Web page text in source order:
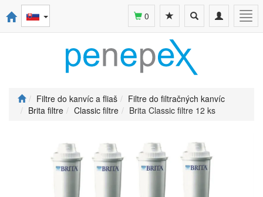
Toggle
navigation
Toggle
search
0
Filtre do kanvíc a fliaš
Filtre do filtračných kanvíc
Brita filtre
Classic filtre Brita Classic filtre 12 ks